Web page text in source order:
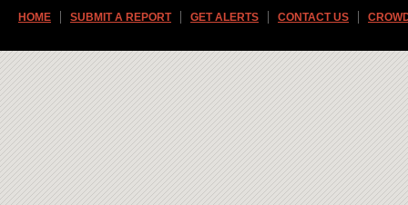
HOME SUBMIT A REPORT GET ALERTS CONTACT US